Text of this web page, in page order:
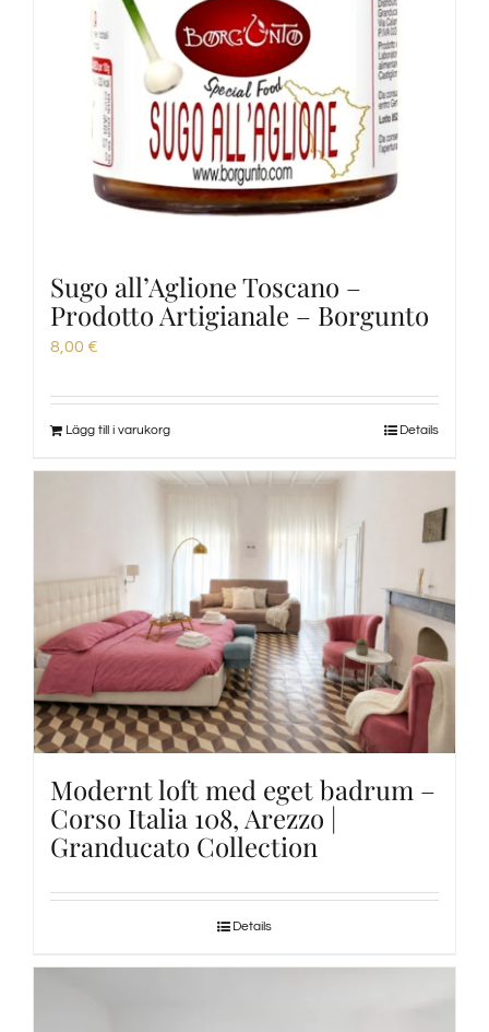
Sugo all’Aglione Toscano –
Prodotto Artigianale – Borgunto
8,00 €
Lägg till i varukorg Details
Modernt loft med eget badrum –
Corso Italia 108, Arezzo |
Granducato Collection
Details